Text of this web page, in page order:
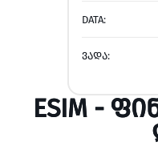
DATA:
ᲕᲐᲓᲐ:
ESIM -